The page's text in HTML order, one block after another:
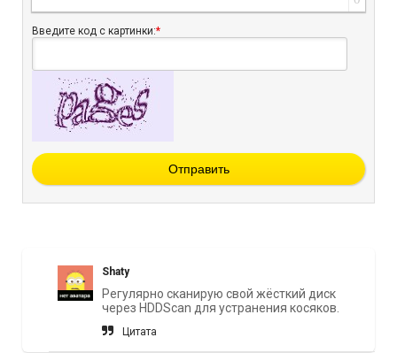
Введите код с картинки:*
Отправить
Shaty
Регулярно сканирую свой жёсткий диск
через HDDScan для устранения косяков.
Цитата